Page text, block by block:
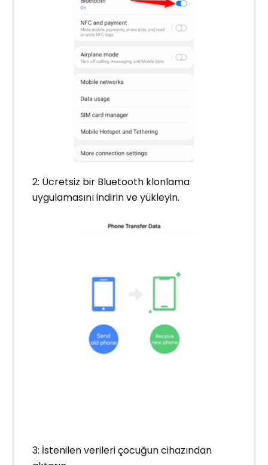
2: Ücretsiz bir Bluetooth klonlama
uygulamasını indirin ve yükleyin.
3: İstenilen verileri çocuğun cihazından